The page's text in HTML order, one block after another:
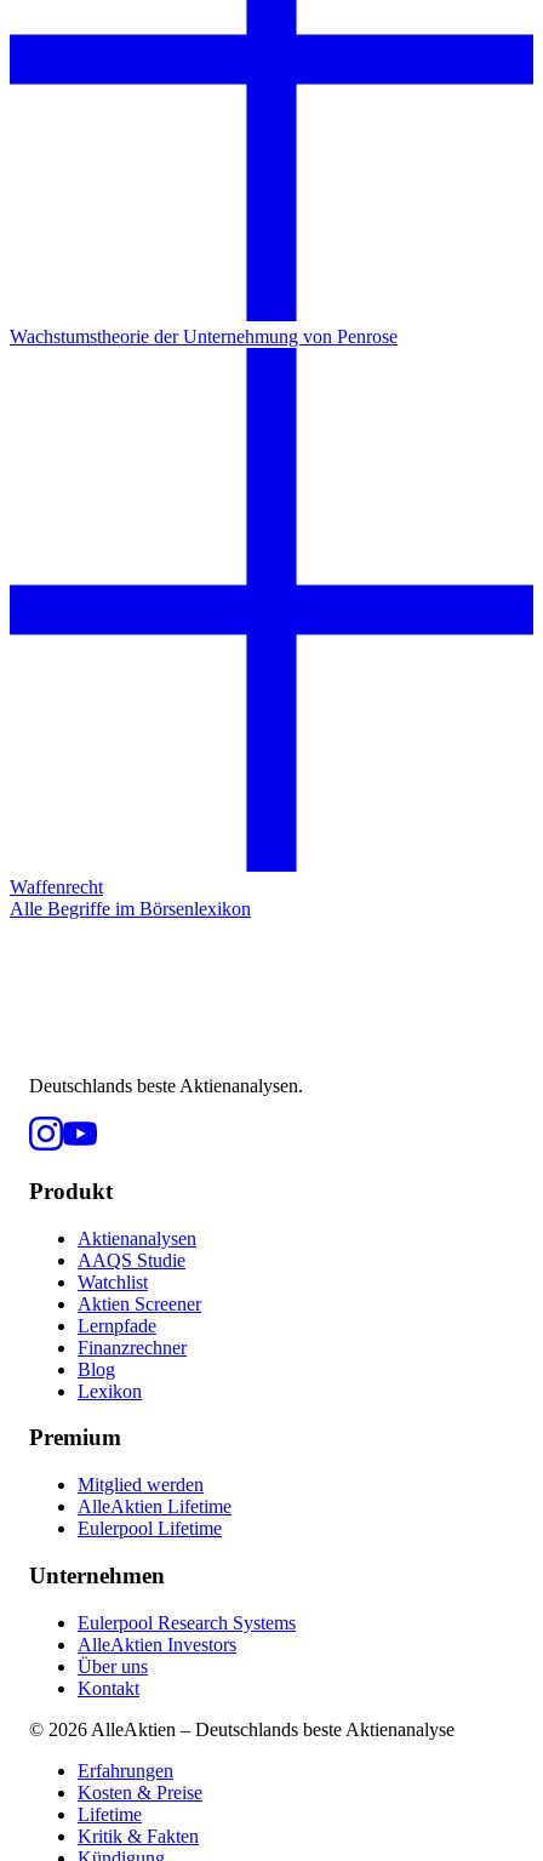
Wachstumstheorie der Unternehmung von Penrose
Waffenrecht
Alle Begriffe im Börsenlexikon
Deutschlands beste Aktienanalysen.
Produkt
Aktienanalysen
AAQS Studie
Watchlist
Aktien Screener
Lernpfade
Finanzrechner
Blog
Lexikon
Premium
Mitglied werden
AlleAktien Lifetime
Eulerpool Lifetime
Unternehmen
Eulerpool Research Systems
AlleAktien Investors
Über uns
Kontakt
© 2026 AlleAktien – Deutschlands beste Aktienanalyse
Erfahrungen
Kosten & Preise
Lifetime
Kritik & Fakten